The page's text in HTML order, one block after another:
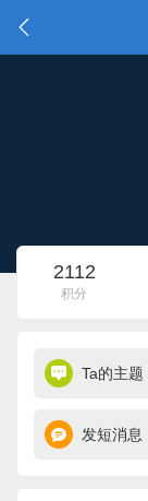
2112
积分
Ta的主题
发短消息